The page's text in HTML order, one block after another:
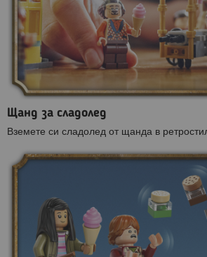
Щанд за сладолед
Вземете си сладолед от щанда в